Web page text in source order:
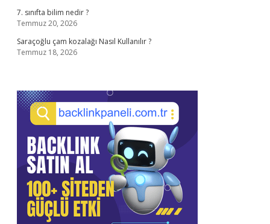
7. sınıfta bilim nedir ?
Temmuz 20, 2026
Saraçoğlu çam kozalağı Nasıl Kullanılır ?
Temmuz 18, 2026